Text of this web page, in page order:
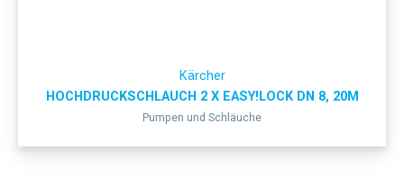
Kärcher
HOCHDRUCKSCHLAUCH 2 X EASY!LOCK DN 8, 20M
Pumpen und Schläuche